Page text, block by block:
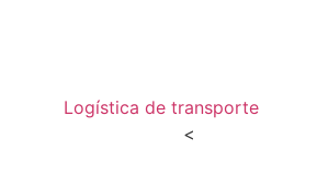
Logística de transporte
<